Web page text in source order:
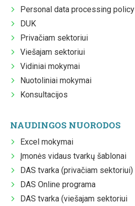
Personal data processing policy
DUK
Privačiam sektoriui
Viešajam sektoriui
Vidiniai mokymai
Nuotoliniai mokymai
Konsultacijos
NAUDINGOS NUORODOS
Excel mokymai
Įmonės vidaus tvarkų šablonai
DAS tvarka (privačiam sektoriui)
DAS Online programa
DAS tvarka (viešajam sektoriui